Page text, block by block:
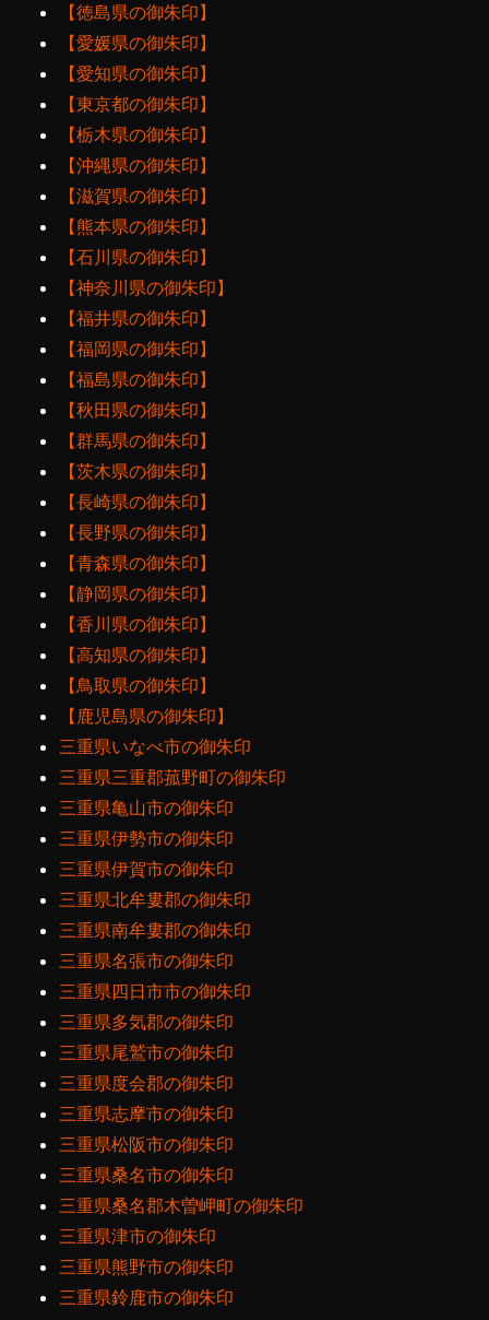
【徳島県の御朱印】
【愛媛県の御朱印】
【愛知県の御朱印】
【東京都の御朱印】
【栃木県の御朱印】
【沖縄県の御朱印】
【滋賀県の御朱印】
【熊本県の御朱印】
【石川県の御朱印】
【神奈川県の御朱印】
【福井県の御朱印】
【福岡県の御朱印】
【福島県の御朱印】
【秋田県の御朱印】
【群馬県の御朱印】
【茨木県の御朱印】
【長崎県の御朱印】
【長野県の御朱印】
【青森県の御朱印】
【静岡県の御朱印】
【香川県の御朱印】
【高知県の御朱印】
【鳥取県の御朱印】
【鹿児島県の御朱印】
三重県いなべ市の御朱印
三重県三重郡菰野町の御朱印
三重県亀山市の御朱印
三重県伊勢市の御朱印
三重県伊賀市の御朱印
三重県北牟婁郡の御朱印
三重県南牟婁郡の御朱印
三重県名張市の御朱印
三重県四日市市の御朱印
三重県多気郡の御朱印
三重県尾鷲市の御朱印
三重県度会郡の御朱印
三重県志摩市の御朱印
三重県松阪市の御朱印
三重県桑名市の御朱印
三重県桑名郡木曽岬町の御朱印
三重県津市の御朱印
三重県熊野市の御朱印
三重県鈴鹿市の御朱印